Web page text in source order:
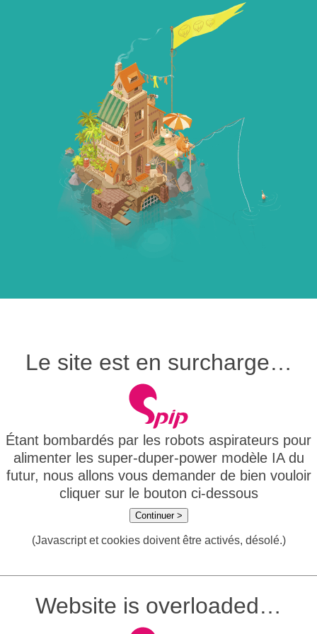
Le site est en surcharge…
Étant bombardés par les robots aspirateurs pour
alimenter les super-duper-power modèle IA du
futur, nous allons vous demander de bien vouloir
cliquer sur le bouton ci-dessous
Continuer >
(Javascript et cookies doivent être activés, désolé.)
Website is overloaded…